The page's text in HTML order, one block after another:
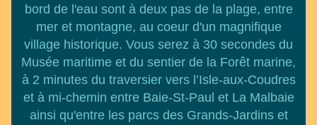
bord de l'eau sont à deux pas de la plage, entre
mer et montagne, au coeur d'un magnifique
village historique. Vous serez à 30 secondes du
Musée maritime et du sentier de la Forêt marine,
à 2 minutes du traversier vers l’Isle-aux-Coudres
et à mi-chemin entre Baie-St-Paul et La Malbaie
ainsi qu'entre les parcs des Grands-Jardins et